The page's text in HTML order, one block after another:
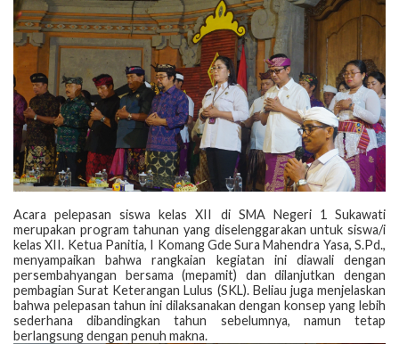
Acara pelepasan siswa kelas XII di SMA Negeri 1 Sukawati
merupakan program tahunan yang diselenggarakan untuk siswa/i
kelas XII. Ketua Panitia, I Komang Gde Sura Mahendra Yasa, S.Pd.,
menyampaikan bahwa rangkaian kegiatan ini diawali dengan
persembahyangan bersama (mepamit) dan dilanjutkan dengan
pembagian Surat Keterangan Lulus (SKL). Beliau juga menjelaskan
bahwa pelepasan tahun ini dilaksanakan dengan konsep yang lebih
sederhana dibandingkan tahun sebelumnya, namun tetap
berlangsung dengan penuh makna.